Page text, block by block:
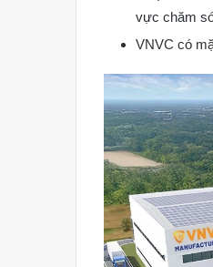
vực chăm
VNVC có